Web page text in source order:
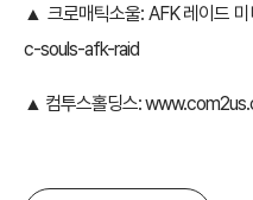
▲ 크로매틱소울: AFK 레이드 미
c-souls-afk-raid
▲ 컴투스홀딩스: